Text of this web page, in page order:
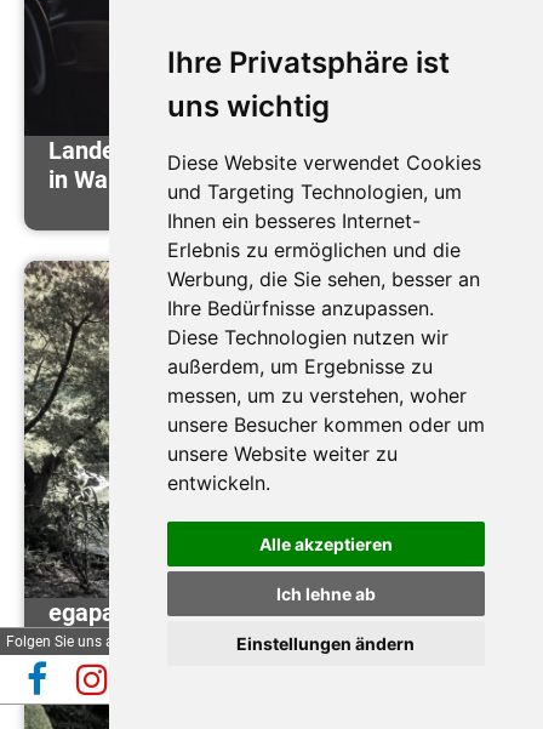
Ihre Privatsphäre ist
uns wichtig
Diese Website verwendet Cookies
und Targeting Technologien, um
Ihnen ein besseres Internet-
Erlebnis zu ermöglichen und die
Werbung, die Sie sehen, besser an
Ihre Bedürfnisse anzupassen.
Diese Technologien nutzen wir
außerdem, um Ergebnisse zu
messen, um zu verstehen, woher
unsere Besucher kommen oder um
unsere Website weiter zu
entwickeln.
Alle akzeptieren
Ich lehne ab
Einstellungen ändern
Automatische Reiseauskunft
Landesgartenschau Bayern 2025 in Furth
in Wald - Sagenhaft viel erleben
egapark Erfurt - "Thüringer Gartentage"
Folgen Sie uns auf